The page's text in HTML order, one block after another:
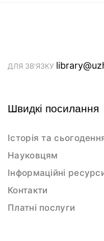
ДЛЯ ЗВ'ЯЗКУ
Швидкі посилання
Історія та
Науковцям
Інформаційні
Контакти
Платні послуги